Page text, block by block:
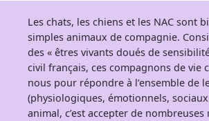
Les chats, les chiens et les NAC sont
simples animaux de compagnie.
des « êtres vivants doués de
civil français, ces compagnons de vie
nous pour répondre à l’ensemble de
(physiologiques, émotionnels,
animal, c’est accepter de